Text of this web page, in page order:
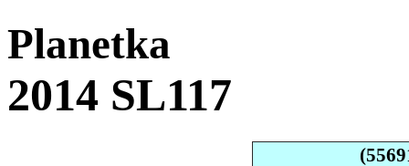
Planetka
2014 SL117